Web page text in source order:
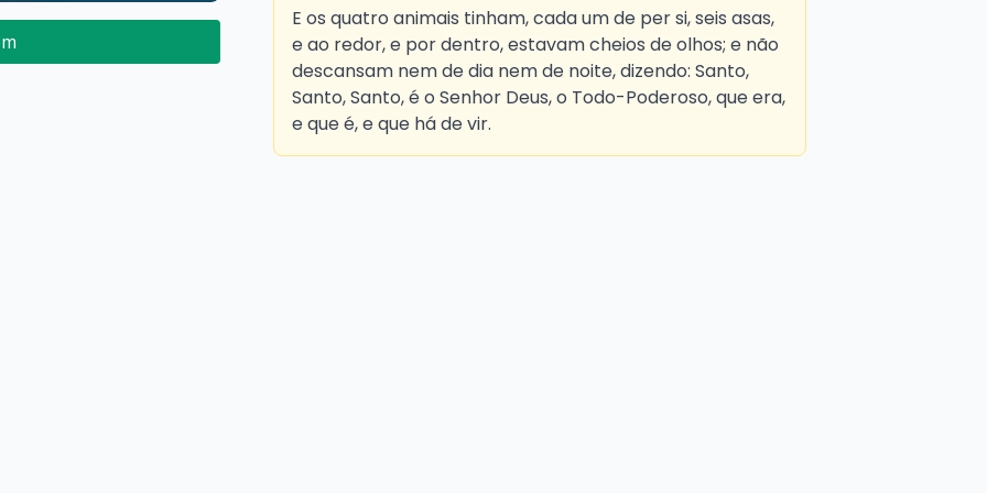
E os quatro animais tinham, cada um de per si, seis asas,
e ao redor, e por dentro, estavam cheios de olhos; e não
descansam nem de dia nem de noite, dizendo: Santo,
Santo, Santo, é o Senhor Deus, o Todo-Poderoso, que era,
e que é, e que há de vir.